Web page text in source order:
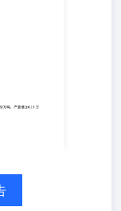
需分析供需分析 2.1
炉利润113元/吨，
，前值240.81万吨，
旺季需求接近尾声，
求。 根据钢联数
万吨，其中247
万吨，产量环比
上周998.4万吨，其
693.96万吨，环比